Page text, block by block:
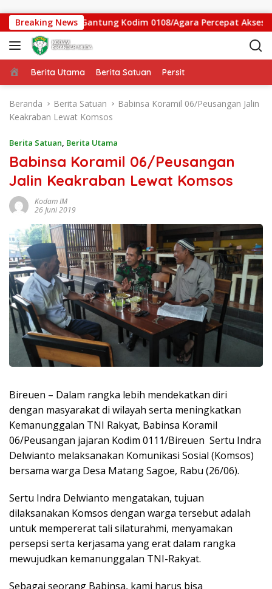
Breaking News
Jembatan Gantung Kodim 0108/Agara Percepat Akses
Beranda
Berita Utama Berita Satuan Persit
Beranda Berita Satuan
Babinsa Koramil 06/Peusangan Jalin
Keakraban Lewat Komsos
Berita Satuan, Berita Utama
Babinsa Koramil 06/Peusangan
Jalin Keakraban Lewat Komsos
Kodam IM
26 Juni 2019
Bireuen – Dalam rangka lebih mendekatkan diri
dengan masyarakat di wilayah serta meningkatkan
Kemanunggalan TNI Rakyat, Babinsa Koramil
06/Peusangan jajaran Kodim 0111/Bireuen Sertu Indra
Delwianto melaksanakan Komunikasi Sosial (Komsos)
bersama warga Desa Matang Sagoe, Rabu (26/06).
Sertu Indra Delwianto mengatakan, tujuan
dilaksanakan Komsos dengan warga tersebut adalah
untuk mempererat tali silaturahmi, menyamakan
persepsi serta kerjasama yang erat dalam rangka
mewujudkan kemanunggalan TNI-Rakyat.
Sebagai seorang Babinsa, kami harus bisa